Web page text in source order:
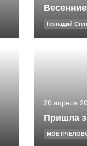
Геннадий
20 апреля
Пришла
МОЁ